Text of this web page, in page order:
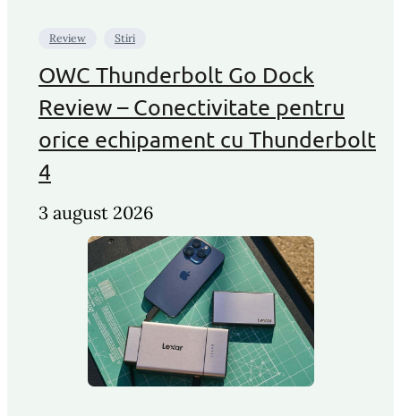
Review Stiri
OWC Thunderbolt Go Dock
Review – Conectivitate pentru
orice echipament cu Thunderbolt
4
3 august 2026